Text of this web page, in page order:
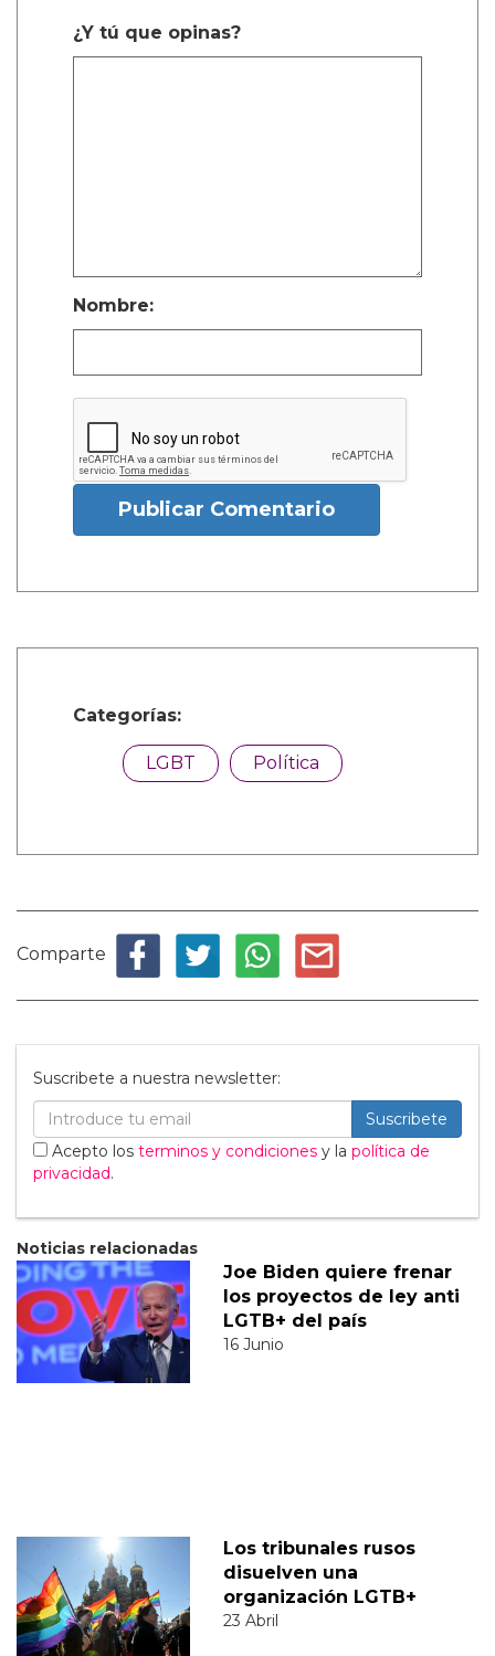
¿Y tú que opinas?
Nombre:
Publicar Comentario
Categorías:
LGBT Política
Comparte
Suscribete a nuestra newsletter:
Suscribete
Acepto los terminos y condiciones y la política de
privacidad.
Noticias relacionadas
Joe Biden quiere frenar
los proyectos de ley anti
LGTB+ del país
16 Junio
Los tribunales rusos
disuelven una
organización LGTB+
23 Abril